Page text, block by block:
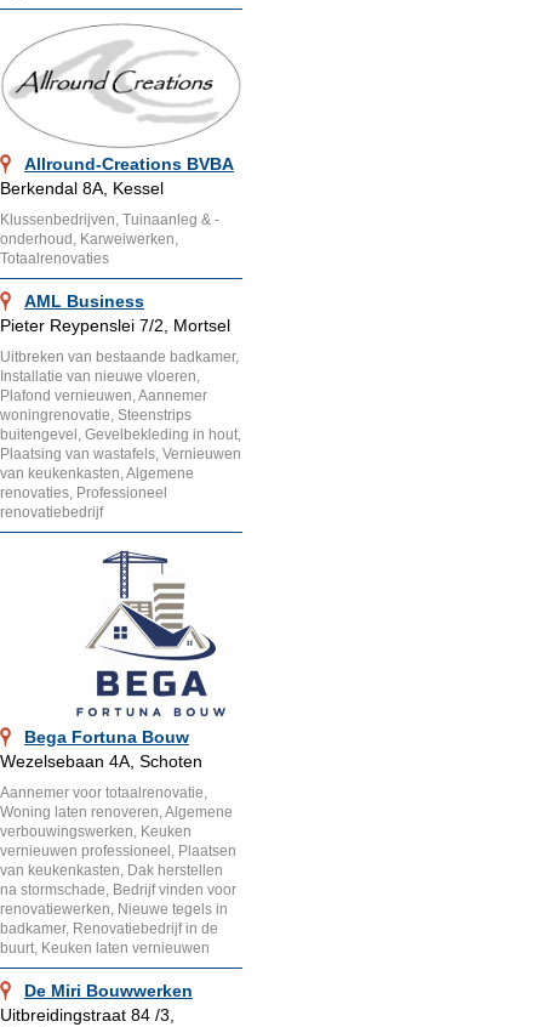
Allround-Creations BVBA
Berkendal 8A, Kessel
Klussenbedrijven, Tuinaanleg & -
onderhoud, Karweiwerken,
Totaalrenovaties
AML Business
Pieter Reypenslei 7/2, Mortsel
Uitbreken van bestaande badkamer,
Installatie van nieuwe vloeren,
Plafond vernieuwen, Aannemer
woningrenovatie, Steenstrips
buitengevel, Gevelbekleding in hout,
Plaatsing van wastafels, Vernieuwen
van keukenkasten, Algemene
renovaties, Professioneel
renovatiebedrijf
Bega Fortuna Bouw
Wezelsebaan 4A, Schoten
Aannemer voor totaalrenovatie,
Woning laten renoveren, Algemene
verbouwingswerken, Keuken
vernieuwen professioneel, Plaatsen
van keukenkasten, Dak herstellen
na stormschade, Bedrijf vinden voor
renovatiewerken, Nieuwe tegels in
badkamer, Renovatiebedrijf in de
buurt, Keuken laten vernieuwen
De Miri Bouwwerken
Uitbreidingstraat 84 /3,